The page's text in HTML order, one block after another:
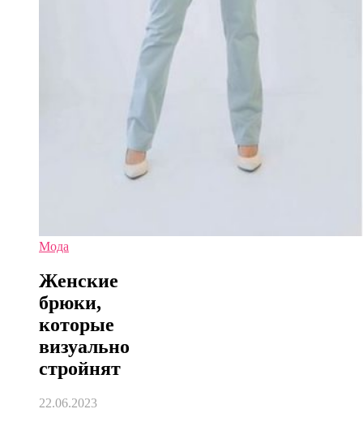
Мода
Женские
брюки,
которые
визуально
стройнят
22.06.2023